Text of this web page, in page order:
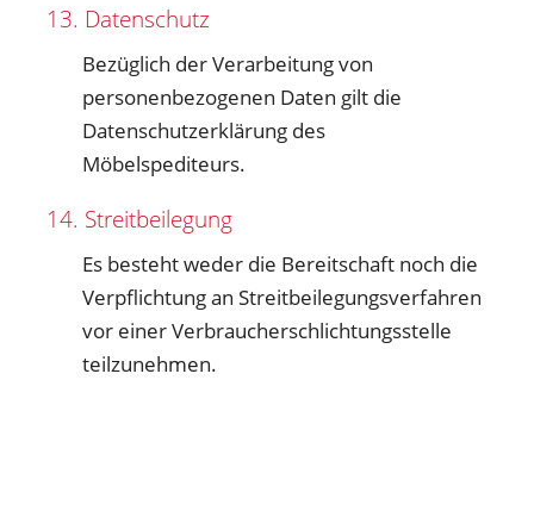
13. Datenschutz
Bezüglich der Verarbeitung von
personenbezogenen Daten gilt die
Datenschutzerklärung des
Möbelspediteurs.
14. Streitbeilegung
Es besteht weder die Bereitschaft noch die
Verpflichtung an Streitbeilegungsverfahren
vor einer Verbraucherschlichtungsstelle
teilzunehmen.